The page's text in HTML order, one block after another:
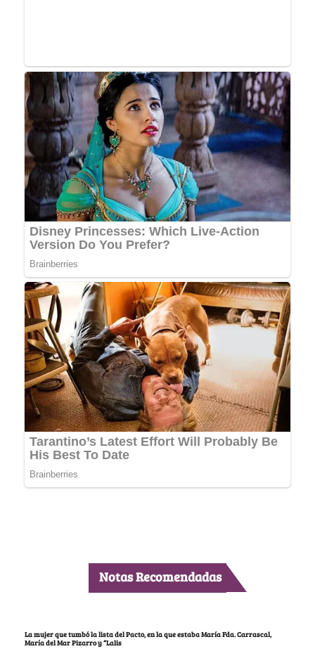
Notas Recomendadas
La mujer que tumbó la lista del Pacto, en la que estaba María Fda. Carrascal,
María del Mar Pizarro y “Lalis